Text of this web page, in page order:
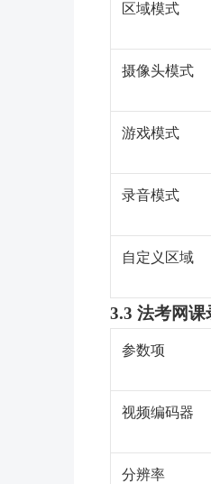
区域模式
摄像头模式
游戏模式
录音模式
自定义区域
3.3 法考网
参数项
视频编码器
分辨率